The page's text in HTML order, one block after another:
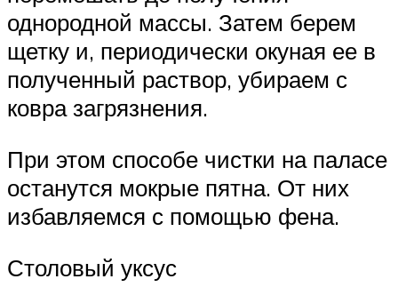
однородной массы. Затем берем
щетку и, периодически окуная ее в
полученный раствор, убираем с
ковра загрязнения.
При этом способе чистки на паласе
останутся мокрые пятна. От них
избавляемся с помощью фена.
Столовый уксус